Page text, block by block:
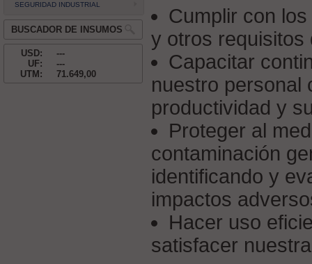
SEGURIDAD INDUSTRIAL
BUSCADOR DE INSUMOS
USD:
---
UF:
---
UTM:
71.649,00
Cumplir con
y otros requisitos
Capacitar
nuestro personal
productividad y
Proteger al
contaminación
identificando y
impactos
Hacer uso
satisfacer